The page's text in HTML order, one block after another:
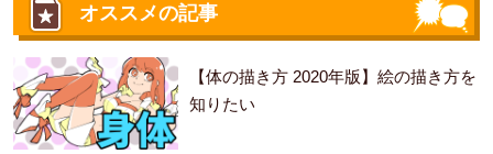
オススメの記事
【体の描き方 2020年版】絵の描き方を
知りたい